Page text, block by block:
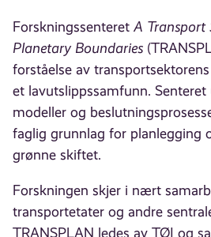
Forskningssenteret A Transport
Planetary Boundaries
forståelse av
et lavutslippssamfunn.
modeller og
faglig grunnlag for planlegging
grønne skiftet.
Forskningen skjer i nært
transportetater og andre
TRANSPLAN ledes av TØI og